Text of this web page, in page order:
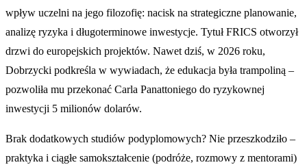
wpływ uczelni na jego filozofię: nacisk na strategiczne planowanie,
analizę ryzyka i długoterminowe inwestycje. Tytuł FRICS otworzył
drzwi do europejskich projektów. Nawet dziś, w 2026 roku,
Dobrzycki podkreśla w wywiadach, że edukacja była trampoliną –
pozwoliła mu przekonać Carla Panattoniego do ryzykownej
inwestycji 5 milionów dolarów.
Brak dodatkowych studiów podyplomowych? Nie przeszkodziło –
praktyka i ciągłe samokształcenie (podróże, rozmowy z mentorami)